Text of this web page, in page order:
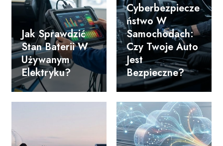
Jak Sprawdzić
Stan Baterii W
Używanym
Elektryku?
Cyberbezpiecze
Ństwo W
Samochodach:
Czy Twoje Auto
Jest
Bezpieczne?